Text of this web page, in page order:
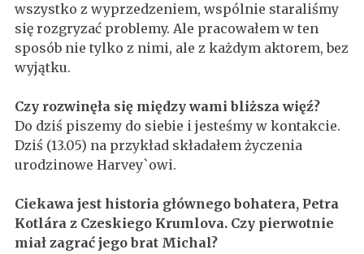
wszystko z wyprzedzeniem, wspólnie staraliśmy
się rozgryzać problemy. Ale pracowałem w ten
sposób nie tylko z nimi, ale z każdym aktorem, bez
wyjątku.
Czy rozwinęła się między wami bliższa więź?
Do dziś piszemy do siebie i jesteśmy w kontakcie.
Dziś (13.05) na przykład składałem życzenia
urodzinowe Harvey`owi.
Ciekawa jest historia głównego bohatera, Petra
Kotlára z Czeskiego Krumlova. Czy pierwotnie
miał zagrać jego brat Michal?